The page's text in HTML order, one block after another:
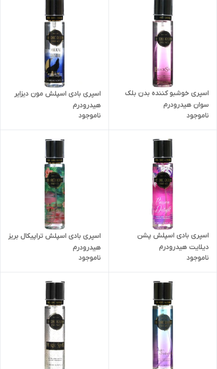
اسپری خوشبو کننده بدن بلک
سوان هیدرودرم
ناموجود
اسپری بادی اسپلش مون دیزایر
هیدرودرم
ناموجود
اسپری بادی اسپلش پشن
دیلایت هیدرودرم
ناموجود
اسپری بادی اسپلش تراپیکال بریز
هیدرودرم
ناموجود